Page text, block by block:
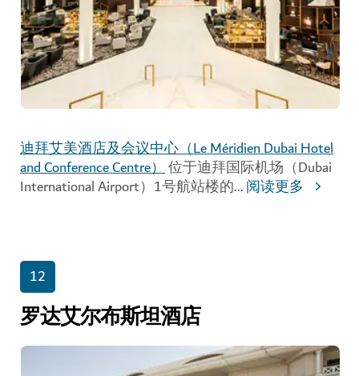
迪拜艾美酒店及会议中心（Le Méridien Dubai Hotel
and Conference Centre）位于迪拜国际机场（Dubai
International Airport）1号航站楼的...阅读更多
12
罗达艾尔布斯坦酒店